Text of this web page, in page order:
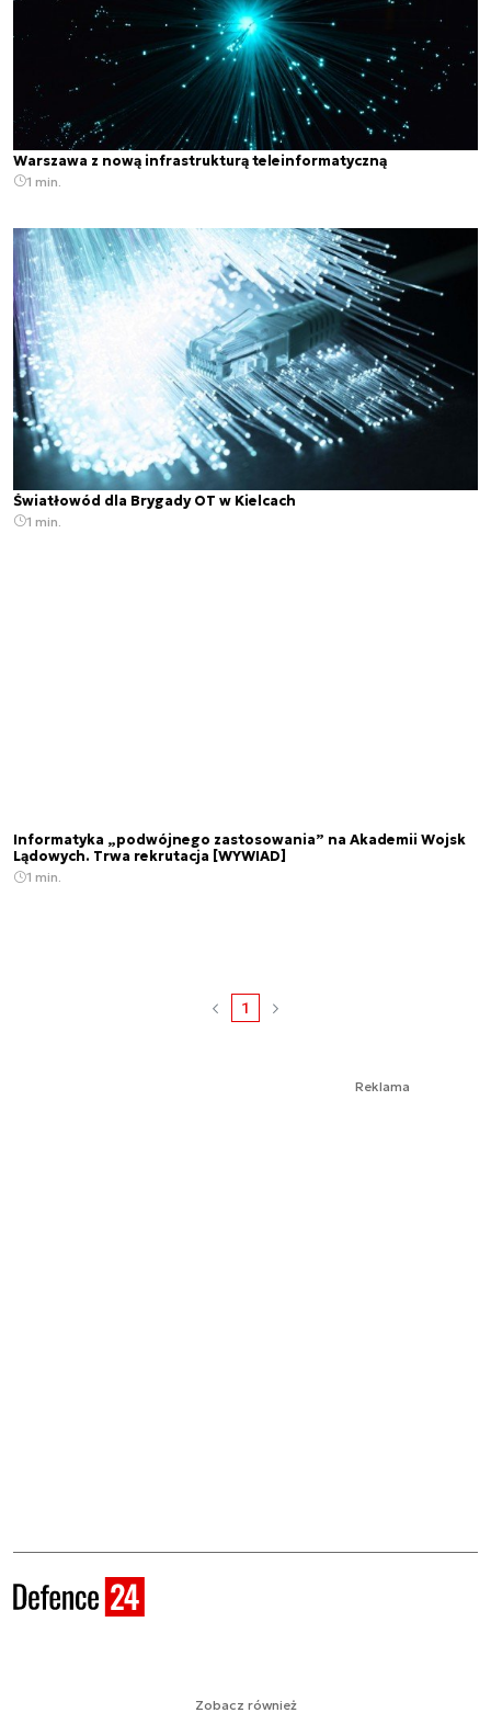
Warszawa z nową infrastrukturą teleinformatyczną
1 min.
Światłowód dla Brygady OT w Kielcach
1 min.
Informatyka „podwójnego zastosowania” na Akademii Wojsk
Lądowych. Trwa rekrutacja [WYWIAD]
1 min.
1
Reklama
Zobacz również